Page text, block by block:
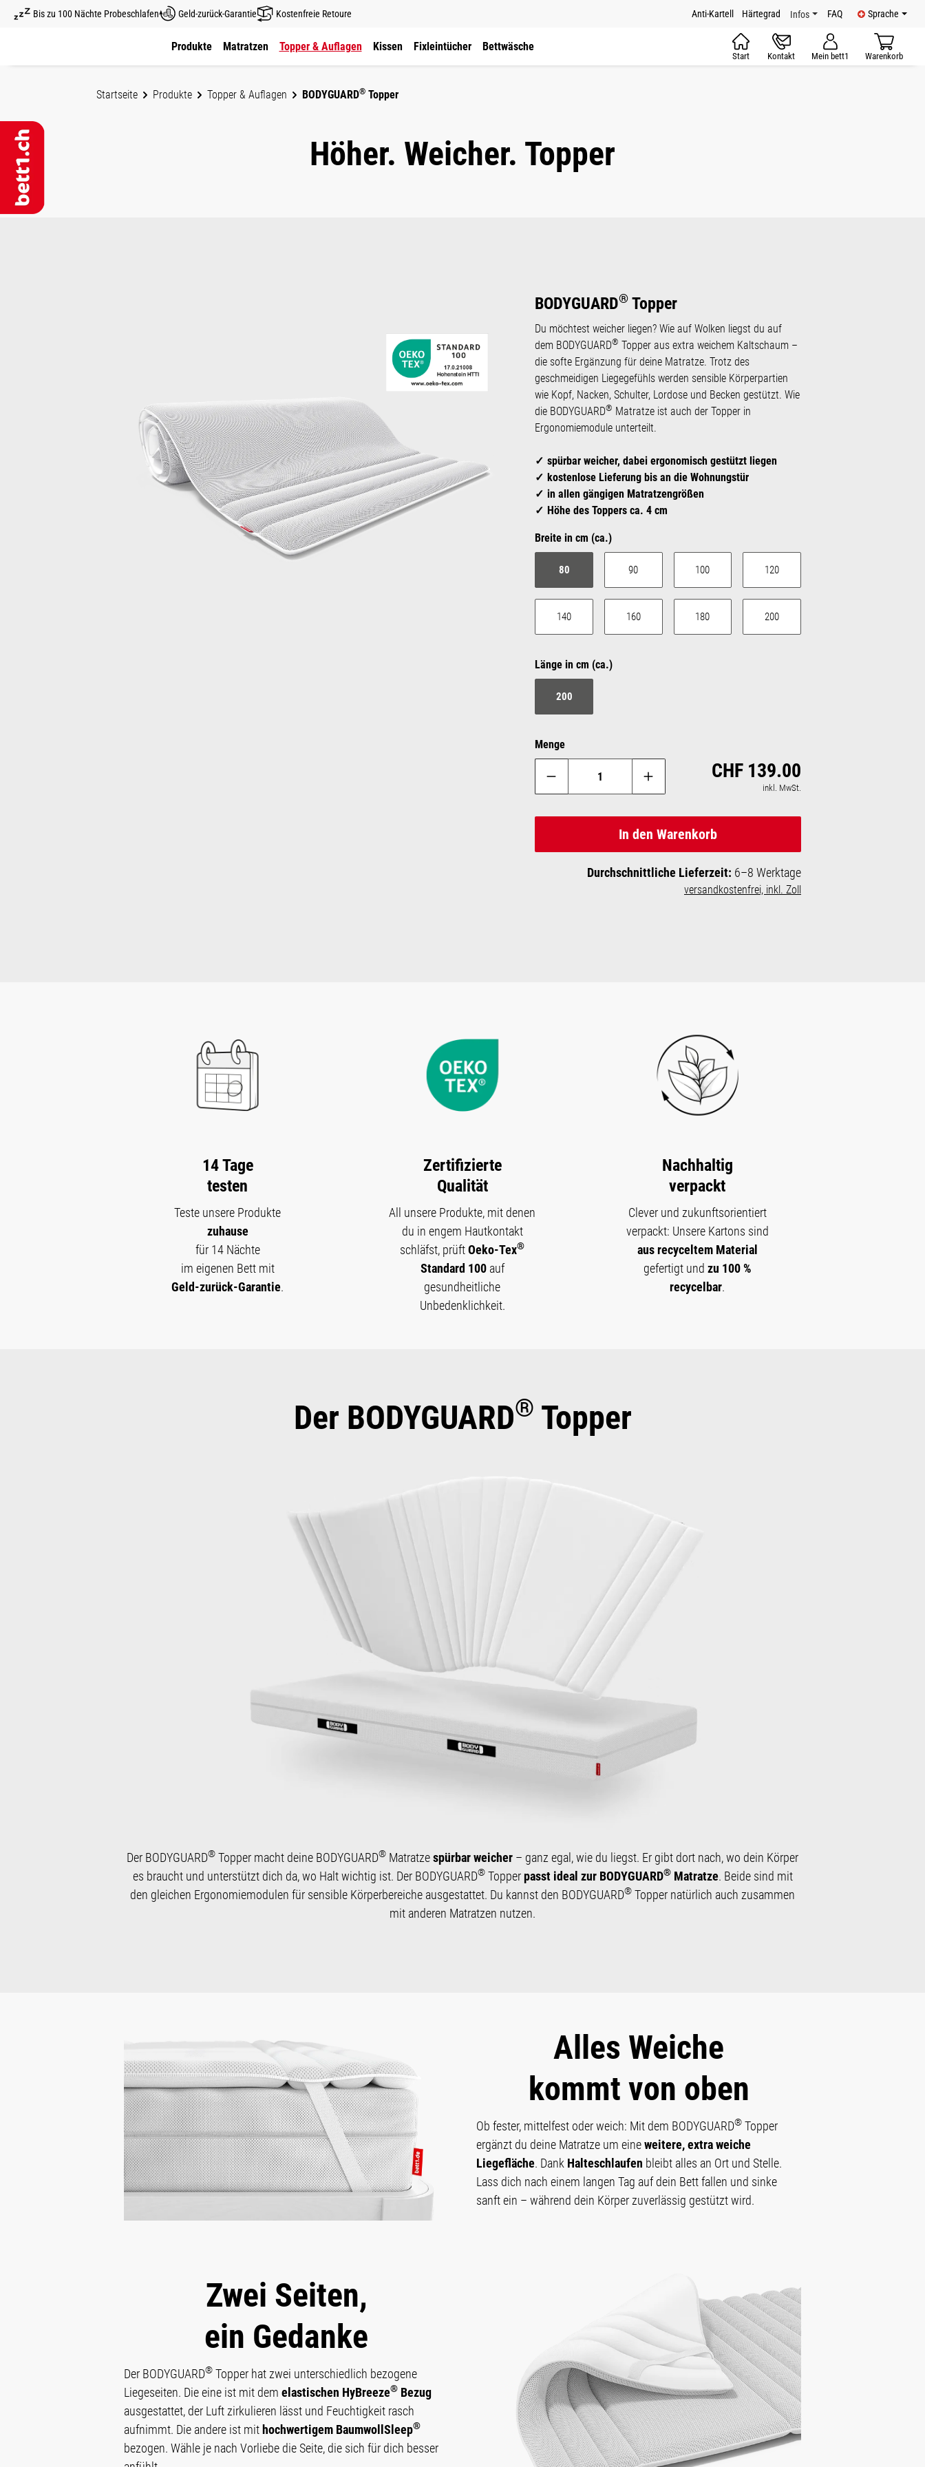
Hauptinhalt springen
Zur Hauptnavigation springen
Bis zu 100 Nächte Probeschlafen Geld-zurück-Garantie Kostenfreie Retoure Anti-Kartell Härtegrad Infos FAQ Sprache
Produkte Matratzen Topper & Auflagen Kissen Fixleintücher Bettwäsche
Start Kontakt Mein bett1 Warenkorb
Startseite Produkte Topper & Auflagen BODYGUARD® Topper
Höher. Weicher. Topper
BODYGUARD® Topper
Du möchtest weicher liegen? Wie auf Wolken liegst du auf
dem BODYGUARD® Topper aus extra weichem Kaltschaum –
die softe Ergänzung für deine Matratze. Trotz des
geschmeidigen Liegegefühls werden sensible Körperpartien
wie Kopf, Nacken, Schulter, Lordose und Becken gestützt. Wie
die BODYGUARD® Matratze ist auch der Topper in
Ergonomiemodule unterteilt.
spürbar weicher, dabei ergonomisch gestützt liegen
kostenlose Lieferung bis an die Wohnungstür
in allen gängigen Matratzengrößen
Höhe des Toppers ca. 4 cm
Breite in cm (ca.)auswählen
80 90 100 120
140 160 180 200
Länge in cm (ca.)auswählen
200
Menge
Regulärer Preis:
CHF 139.00
inkl. MwSt.
In den Warenkorb
Durchschnittliche Lieferzeit: 6–8 Werktage
versandkostenfrei, inkl. Zoll
14 Tage
testen
Teste unsere Produkte
zuhause
für 14 Nächte
im eigenen Bett mit
Geld-zurück-Garantie.
Zertifizierte
Qualität
All unsere Produkte, mit denen
du in engem Hautkontakt
schläfst, prüftOeko-Tex®
Standard 100auf
gesundheitliche
Unbedenklichkeit.
Nachhaltig
verpackt
Clever und zukunftsorientiert
verpackt: Unsere Kartons sind
aus recyceltem Material
gefertigt und zu 100 %
recycelbar.
Der BODYGUARD® Topper
Der BODYGUARD® Topper macht deine BODYGUARD® Matratzespürbar weicher – ganz egal, wie du liegst. Er gibt dort nach, wo dein Körper
es braucht und unterstützt dich da, wo Halt wichtig ist. Der BODYGUARD®Topper passt ideal zur BODYGUARD®Matratze. Beide sind mit
den gleichen Ergonomiemodulen für sensible Körperbereiche ausgestattet. Du kannst den BODYGUARD® Topper natürlich auch zusammen
mit anderen Matratzen nutzen.
Alles Weiche
kommt von oben
Ob fester, mittelfest oder weich: Mit dem BODYGUARD® Topper
ergänzt du deine Matratze um eineweitere, extra weiche
Liegefläche. Dank Halteschlaufen bleibt alles an Ort und Stelle.
Lass dich nach einem langen Tag auf dein Bett fallen und sinke
sanft ein – während dein Körper zuverlässig gestützt wird.
Zwei Seiten,
ein Gedanke
Der BODYGUARD® Topper hat zwei unterschiedlich bezogene
Liegeseiten. Die eine ist mit dem elastischen HyBreeze® Bezug
ausgestattet, der Luft zirkulieren lässt und Feuchtigkeit rasch
aufnimmt. Die andere ist mit hochwertigem BaumwollSleep®
bezogen. Wähle je nach Vorliebe die Seite, die sich für dich besser